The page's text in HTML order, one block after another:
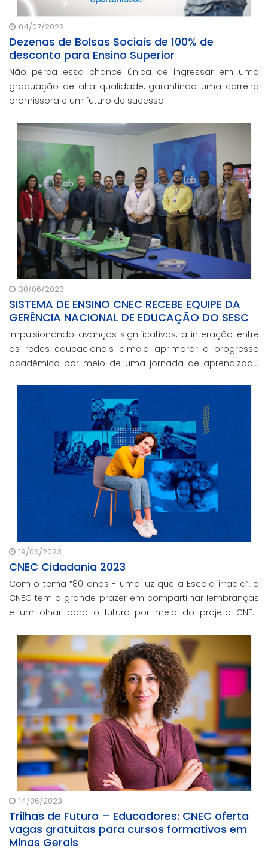
04/07/2023
Dezenas de Bolsas Sociais de 100% de
desconto para Ensino Superior
Não perca essa chance única de ingressar em uma
graduação de alta qualidade, garantindo uma carreira
promissora e um futuro de sucesso.
30/06/2023
SISTEMA DE ENSINO CNEC RECEBE EQUIPE DA
GERÊNCIA NACIONAL DE EDUCAÇÃO DO SESC
Impulsionando avanços significativos, a interação entre
as redes educacionais almeja aprimorar o progresso
acadêmico por meio de uma jornada de aprendizado
19/06/2023
CNEC Cidadania 2023
Com o tema “80 anos - uma luz que a Escola irradia”, a
CNEC tem o grande prazer em compartilhar lembranças
e um olhar para o futuro por meio do projeto CNEC
14/06/2023
Trilhas de Futuro – Educadores: CNEC oferta
vagas gratuitas para cursos formativos em
Minas Gerais